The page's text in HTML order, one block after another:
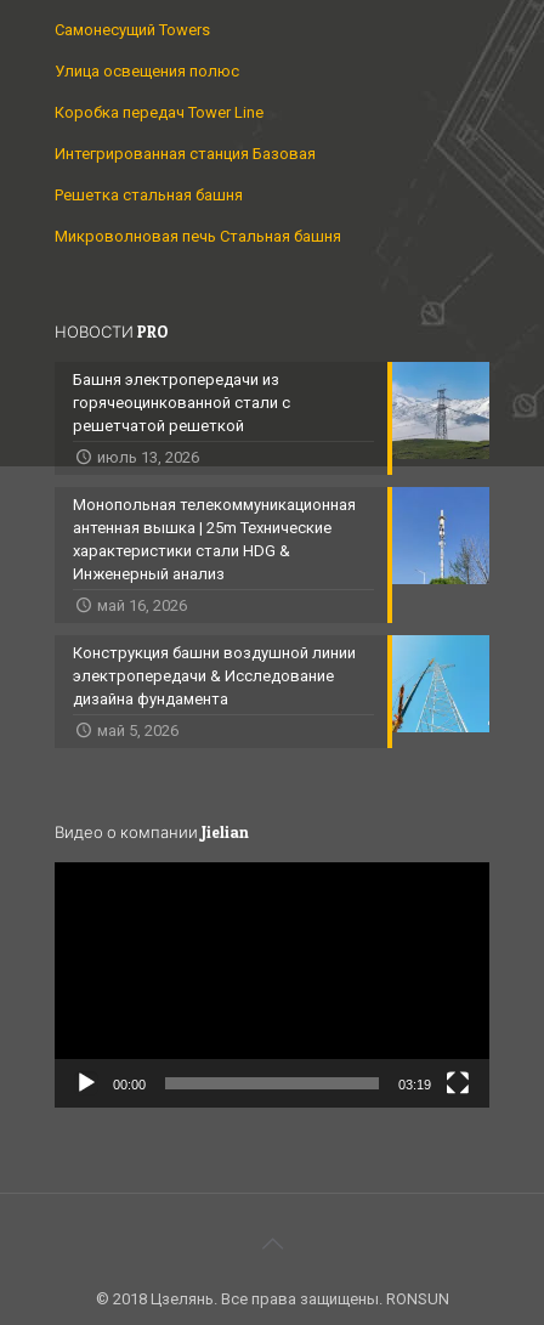
Самонесущий Towers
Улица освещения полюс
Коробка передач Tower Line
Интегрированная станция Базовая
Решетка стальная башня
Микроволновая печь Стальная башня
НОВОСТИ PRO
Башня электропередачи из
горячеоцинкованной стали с
решетчатой ​​решеткой
июль 13, 2026
Монопольная телекоммуникационная
антенная вышка | 25m Технические
характеристики стали HDG &
Инженерный анализ
май 16, 2026
Конструкция башни воздушной линии
электропередачи & Исследование
дизайна фундамента
май 5, 2026
Видео о компании Jielian
00:00 03:19
© 2018 Цзелянь. Все права защищены. RONSUN